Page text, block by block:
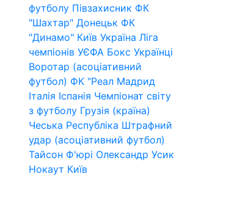
футболу Півзахисник ФК
"Шахтар" Донецьк ФК
"Динамо" Київ Україна Ліга
чемпіонів УЄФА Бокс Українці
Воротар (асоціативний
футбол) ФК "Реал Мадрид
Італія Іспанія Чемпіонат світу
з футболу Грузія (країна)
Чеська Республіка Штрафний
удар (асоціативний футбол)
Тайсон Ф'юрі Олександр Усик
Нокаут Київ